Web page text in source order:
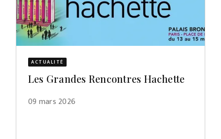
ACTUALITÉ
Les Grandes Rencontres Hachette
09 mars 2026